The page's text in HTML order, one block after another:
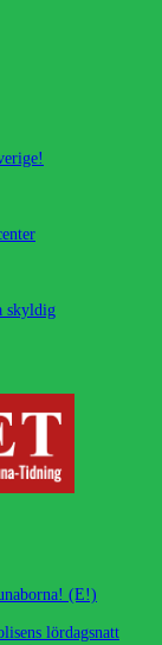
skyldig
(E!)
lördagsnatt